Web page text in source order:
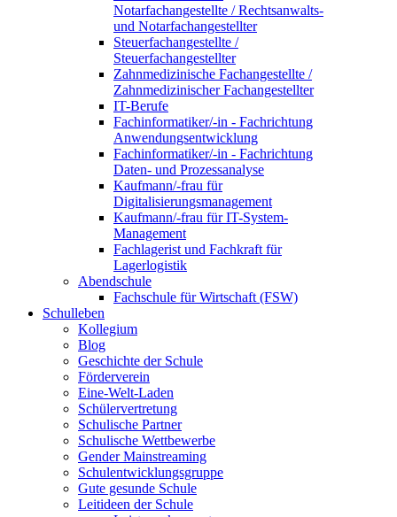
Notarfachangestellte / Rechtsanwalts-
und Notarfachangestellter
Steuerfachangestellte /
Steuerfachangestellter
Zahnmedizinische Fachangestellte /
Zahnmedizinischer Fachangestellter
IT-Berufe
Fachinformatiker/-in - Fachrichtung
Anwendungsentwicklung
Fachinformatiker/-in - Fachrichtung
Daten- und Prozessanalyse
Kaufmann/-frau für
Digitalisierungsmanagement
Kaufmann/-frau für IT-System-
Management
Fachlagerist und Fachkraft für
Lagerlogistik
Abendschule
Fachschule für Wirtschaft (FSW)
Schulleben
Kollegium
Blog
Geschichte der Schule
Förderverein
Eine-Welt-Laden
Schülervertretung
Schulische Partner
Schulische Wettbewerbe
Gender Mainstreaming
Schulentwicklungsgruppe
Gute gesunde Schule
Leitideen der Schule